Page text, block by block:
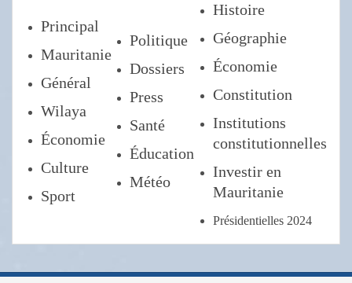
Principal
Mauritanie
Général
Wilaya
Économie
Culture
Sport
Politique
Dossiers
Press
Santé
Éducation
Météo
Histoire
Géographie
Économie
Constitution
Institutions
constitutionnelles
Investir en
Mauritanie
Présidentielles 2024